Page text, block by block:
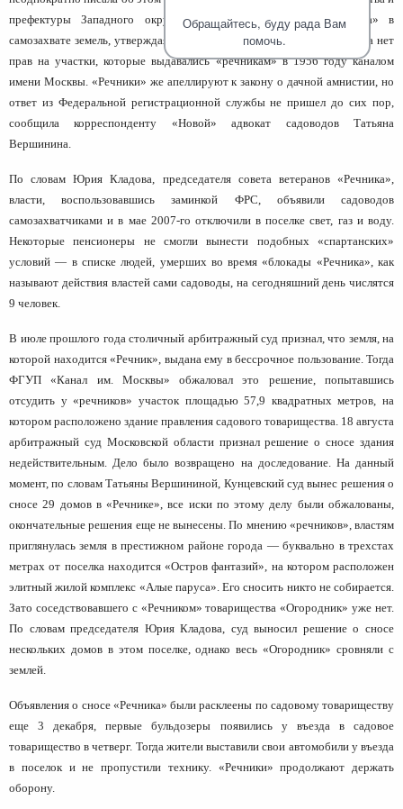
Обращайтесь, буду рада Вам
помочь.
Видео ММКА
Миграционное право
Недвижимость
Неимущественные права
Оспаривание сделок
Страхование
Для юридических лиц
Страховые споры
Таможенный адвокат
досудебном порядке
Суды
Конституционный Суд РФ
префектуры Западного округа — обвиняют жителей «Речника» в
самозахвате земель, утверждая, что у жителей садового товарищества нет
прав на участки, которые выдавались «речникам» в 1956 году каналом
имени Москвы. «Речники» же апеллируют к закону о дачной амнистии, но
ответ из Федеральной регистрационной службы не пришел до сих пор,
сообщила корреспонденту «Новой» адвокат садоводов Татьяна
Вершинина.
По словам Юрия Кладова, председателя совета ветеранов «Речника»,
власти, воспользовавшись заминкой ФРС, объявили садоводов
самозахватчиками и в мае 2007-го отключили в поселке свет, газ и воду.
Некоторые пенсионеры не смогли вынести подобных «спартанских»
условий — в списке людей, умерших во время «блокады «Речника», как
называют действия властей сами садоводы, на сегодняшний день числятся
9 человек.
В июле прошлого года столичный арбитражный суд признал, что земля, на
которой находится «Речник», выдана ему в бессрочное пользование. Тогда
ФГУП «Канал им. Москвы» обжаловал это решение, попытавшись
отсудить у «речников» участок площадью 57,9 квадратных метров, на
котором расположено здание правления садового товарищества. 18 августа
арбитражный суд Московской области признал решение о сносе здания
недействительным. Дело было возвращено на доследование. На данный
момент, по словам Татьяны Вершининой, Кунцевский суд вынес решения о
сносе 29 домов в «Речнике», все иски по этому делу были обжалованы,
окончательные решения еще не вынесены. По мнению «речников», властям
приглянулась земля в престижном районе города — буквально в трехстах
метрах от поселка находится «Остров фантазий», на котором расположен
элитный жилой комплекс «Алые паруса». Его сносить никто не собирается.
Зато соседствовавшего с «Речником» товарищества «Огородник» уже нет.
По словам председателя Юрия Кладова, суд выносил решение о сносе
нескольких домов в этом поселке, однако весь «Огородник» сровняли с
землей.
Объявления о сносе «Речника» были расклеены по садовому товариществу
еще 3 декабря, первые бульдозеры появились у въезда в садовое
товарищество в четверг. Тогда жители выставили свои автомобили у въезда
в поселок и не пропустили технику. «Речники» продолжают держать
оборону.